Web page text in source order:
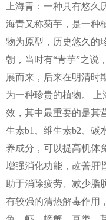
上海青：一种具有悠
海青又称菊芋，是一种
物为原型，历史悠久的
朝，当时有“青芋”之说
展而来，后来在明清时
为一种珍贵的植物。
效，其中最重要的是其
生素b1、维生素b2、碳
养成分，可以提高机体
增强消化功能，改善肝
助于消除疲劳、减少脂
有较强的清热解毒作用